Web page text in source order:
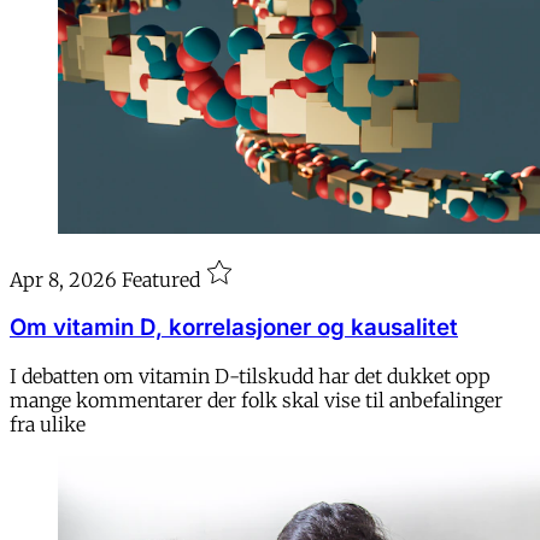
Apr 8, 2026 Featured
Om vitamin D, korrelasjoner og kausalitet
I debatten om vitamin D-tilskudd har det dukket opp
mange kommentarer der folk skal vise til anbefalinger
fra ulike